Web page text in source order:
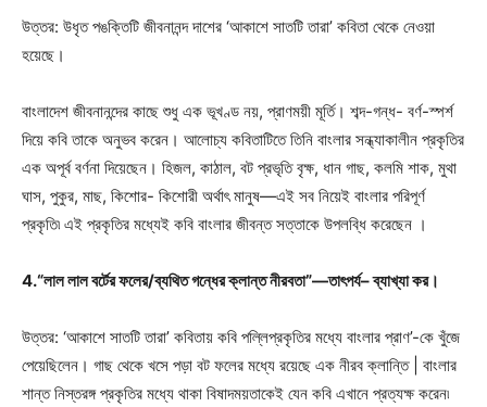
উত্তর: উধৃত পঙক্তিটি জীবনানন্দ দাশের ‘আকাশে সাতটি তারা’ কবিতা থেকে নেওয়া
হয়েছে।
বাংলাদেশ জীবনানন্দের কাছে শুধু এক ভূখণ্ড নয়, প্রাণময়ী মূর্তি। শব্দ-গন্ধ- বর্ণ-স্পর্শ
দিয়ে কবি তাকে অনুভব করেন। আলোচ্য কবিতাটিতে তিনি বাংলার সন্ধ্যাকালীন প্রকৃতির
এক অপূর্ব বর্ণনা দিয়েছেন। হিজল, কাঠাল, বট প্রভৃতি বৃক্ষ, ধান গাছ, কলমি শাক, মুথা
ঘাস, পুকুর, মাছ, কিশোর- কিশোরী অর্থাৎ মানুষ—এই সব নিয়েই বাংলার পরিপূর্ণ
প্রকৃতি৷ এই প্রকৃতির মধ্যেই কবি বাংলার জীবন্ত সত্তাকে উপলব্ধি করেছেন ।
4.“লাল লাল বর্টের ফলের/ব্যথিত গন্ধের ক্লান্ত নীরবতা”—তাৎপর্য– ব্যাখ্যা কর।
উত্তর: ‘আকাশে সাতটি তারা’ কবিতায় কবি পল্লিপ্রকৃতির মধ্যে বাংলার প্রাণ’-কে খুঁজে
পেয়েছিলেন। গাছ থেকে খসে পড়া বট ফলের মধ্যে রয়েছে এক নীরব ক্লান্তি | বাংলার
শান্ত নিস্তরঙ্গ প্রকৃতির মধ্যে থাকা বিষাদময়তাকেই যেন কবি এখানে প্রত্যক্ষ করেন৷